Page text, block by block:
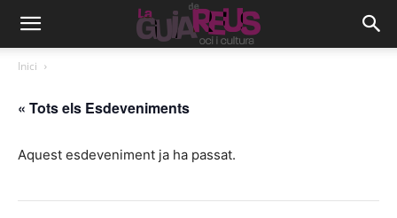
Inici
« Tots els Esdeveniments
Aquest esdeveniment ja ha passat.